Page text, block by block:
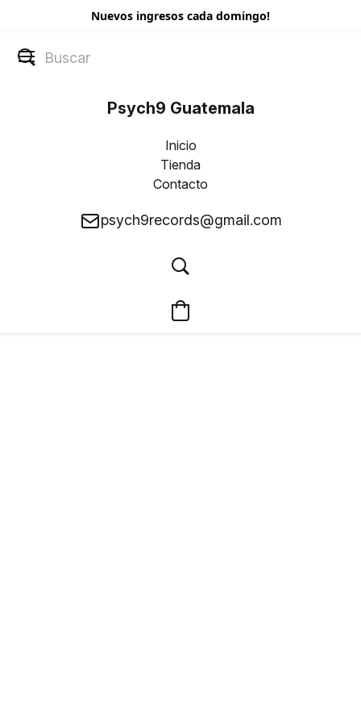
Nuevos ingresos cada domingo!
Psych9 Guatemala
Inicio
Tienda
Contacto
psych9records@gmail.com